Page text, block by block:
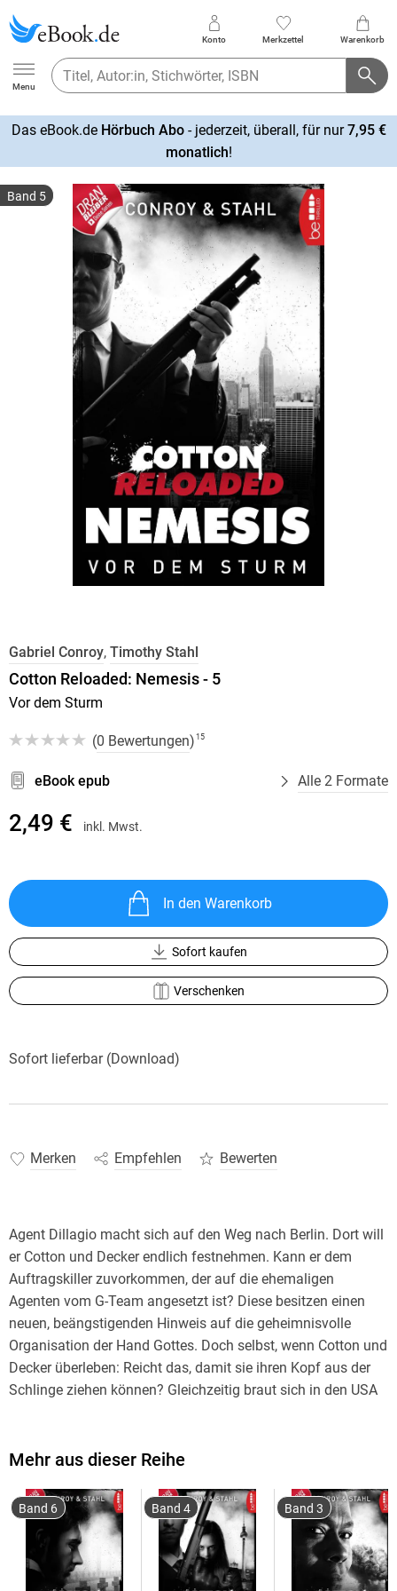
Ebook.de
Menu
Konto Merkzettel Warenkorb
Das eBook.de Hörbuch Abo- jederzeit, überall, für nur7,95 €
monatlich!
Band 5
Gabriel Conroy, Timothy Stahl
Cotton Reloaded: Nemesis - 5
Vor dem Sturm
(0 Bewertungen) 15
eBook epub Alle 2 Formate
2,49 € inkl. Mwst.
In den Warenkorb
Sofort kaufen
Verschenken
Sofort lieferbar (Download)
Merken Empfehlen Bewerten
Agent Dillagio macht sich auf den Weg nach Berlin. Dort will
er Cotton und Decker endlich festnehmen. Kann er dem
Auftragskiller zuvorkommen, der auf die ehemaligen
Agenten vom G-Team angesetzt ist? Diese besitzen einen
neuen, beängstigenden Hinweis auf die geheimnisvolle
Organisation der Hand Gottes. Doch selbst, wenn Cotton und
Decker überleben: Reicht das, damit sie ihren Kopf aus der
Schlinge ziehen können? Gleichzeitig braut sich in den USA
COTTON RELOADED - NEMESIS: Der Beginn einer neuen Ära!
Mehr aus dieser Reihe
Band 6 Band 4 Band 3